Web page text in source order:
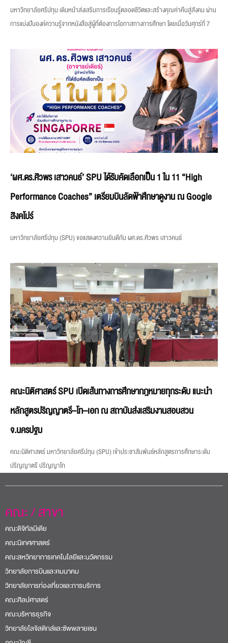
มหาวิทยาลัยศรีปทุม เดินหน้าส่งเสริมการเรียนรู้ตลอดชีวิตและสร้างคุณค่าคืนสู่สังคม ผ่าน
การแบ่งปันองค์ความรู้จากหนังสือสู่ผู้ที่ต้องการโอกาสทางการศึกษา โดยเมื่อวันศุกร์ที่ 7
‘ผศ.ดร.ศิวพร เสาวคนธ์’ SPU ได้รับคัดเลือกเป็น 1 ใน 11 “High
Performance Coaches” เตรียมบินลัดฟ้าศึกษาดูงาน ณ Google
สิงคโปร์
มหาวิทยาลัยศรีปทุม (SPU) ขอแสดงความยินดีกับ ผศ.ดร.ศิวพร เสาวคนธ์
คณะนิติศาสตร์ SPU เปิดเส้นทางการศึกษากฎหมายทุกระดับ แนะนำ
หลักสูตรปริญญาตรี–โท–เอก ณ สถาบันส่งเสริมงานสอบสวน
จ.นครปฐม
คณะนิติศาสตร์ มหาวิทยาลัยศรีปทุม (SPU) เข้าประชาสัมพันธ์หลักสูตรการศึกษาระดับ
ปริญญาตรี ปริญญาโท
คณะ / สาขา
คณะดิจิทัลมีเดีย
คณะนิเทศศาสตร์
คณะสหวิทยาการเทคโนโลยีและนวัตกรรม
วิทยาลัยการบินและคมนาคม
วิทยาลัยการท่องเที่ยวและการบริการ
คณะศิลปศาสตร์
คณะบริหารธุรกิจ
วิทยาลัยโลจิสติกส์และซัพพลายเชน